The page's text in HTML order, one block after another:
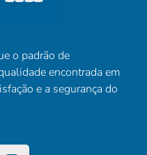
o padrão de
encontrada em
e a segurança do